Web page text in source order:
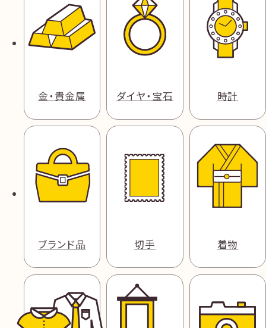
金・貴金属 ダイヤ・宝石 時計
ブランド品 切手 着物